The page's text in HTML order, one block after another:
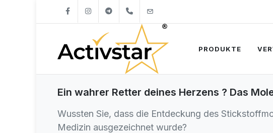
+421904262747
PRODUKTE
Ein wahrer Retter deines Herzens ? Das
Wussten Sie, dass die Entdeckung des
Medizin ausgezeichnet wurde?